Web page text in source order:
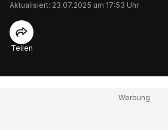
Aktualisiert: 23.07.2025 um 17:53 Uhr
Teilen